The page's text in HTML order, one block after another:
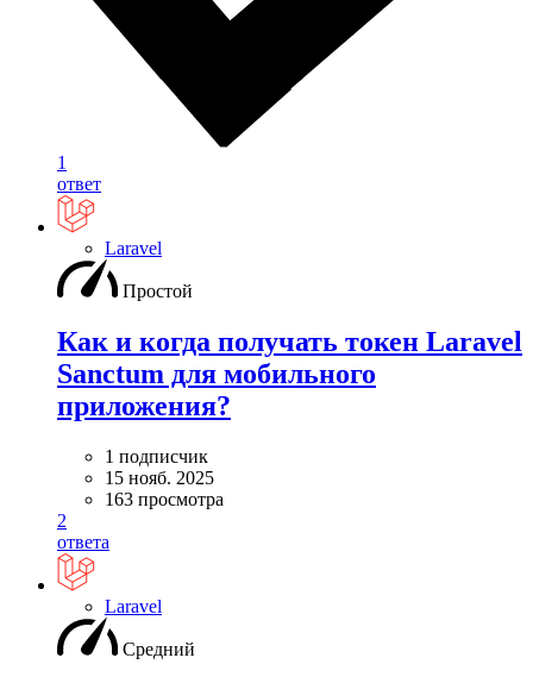
1
ответ
Laravel
Простой
Как и когда получать токен Laravel
Sanctum для мобильного
приложения?
1 подписчик
15 нояб. 2025
163 просмотра
2
ответа
Laravel
Средний